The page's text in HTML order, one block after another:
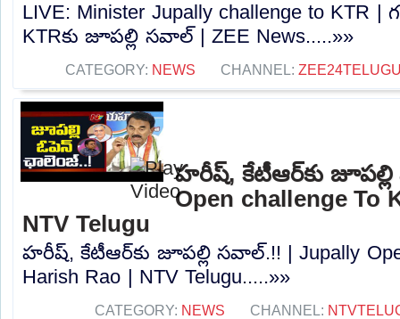
LIVE: Minister Jupally challenge to KTR |
KTRకు జూపల్లి సవాల్ | ZEE News.....»»
CATEGORY: NEWS CHANNEL:
హరీష్, కేటీఆర్‌కు
Open challenge To
NTV Telugu
హరీష్, కేటీఆర్‌కు జూపల్లి సవాల్.!! | Jupally
Harish Rao | NTV Telugu.....»»
CATEGORY: NEWS CHANNEL: